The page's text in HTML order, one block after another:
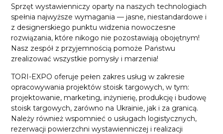
Sprzęt wystawienniczy oparty na naszych technologiach
spełnia najwyższe wymagania — jasne, niestandardowe i
z designerskiego punktu widzenia nowoczesne
rozwiązania, które nikogo nie pozostawiają obojętnym!
Nasz zespół z przyjemnością pomoże Państwu
zrealizować wszystkie pomysły i marzenia!
TORI-EXPO oferuje pełen zakres usług w zakresie
opracowywania projektów stoisk targowych, w tym:
projektowanie, marketing, inżynierię, produkcję i budowę
stoisk targowych, zarówno na Ukrainie, jak i za granicą.
Należy również wspomnieć o usługach logistycznych,
rezerwacji powierzchni wystawienniczej i realizacji